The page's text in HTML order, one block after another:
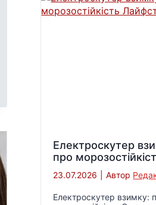
Електроскутер
про
23.07.2026 Автор
Електроскутер взимку: